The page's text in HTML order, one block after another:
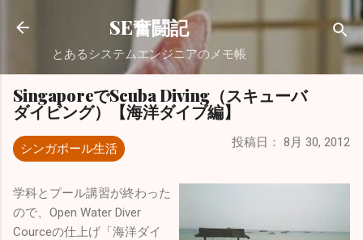
スキップしてメイン コンテンツに移動
SE奮闘記
とあるシステムエンジニアのメモ帳
SingaporeでScuba Diving（スキューバ
ダイビング）【海洋ダイブ編】
シンガポール生活 投稿日： 8月 30, 2012
学科とプール講習が終わった
ので、Open Water Diver
Courceの仕上げ「海洋ダイ